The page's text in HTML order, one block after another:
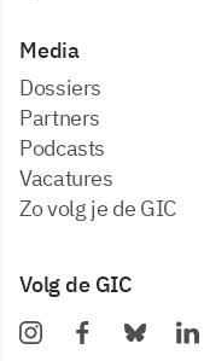
Media
dossiers
partners
podcasts
vacatures
zo volg je de GIC
Volg de GIC